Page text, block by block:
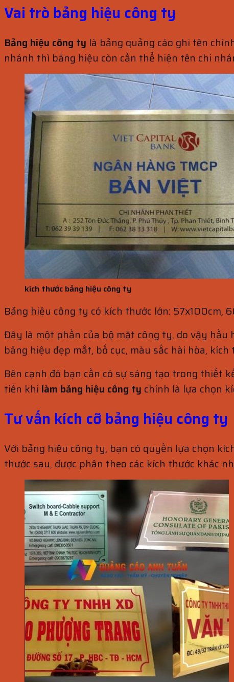
Vai trò bảng hiệu công ty
Bảng hiệu công ty là bảng quảng cáo ghi tên
nhánh thì bảng hiệu còn cần thể hiện tên chi
kích thước bảng hiệu công ty
Bảng hiệu công ty có kích thước lớn: 57x100cm,
Đây là một phần của bộ mặt công ty, do vậy
bảng hiệu đẹp mắt, bố cục, màu sắc hài hòa,
Bên cạnh đó bạn cần có sự sáng tạo trong thiết
tiên khi làm bảng hiệu công ty chính là lựa chọn
Tư vấn kích cỡ bảng hiệu công ty
Với bảng hiệu công ty, bạn có quyền lựa chọn
thước sau, được phân theo các kích thước khác